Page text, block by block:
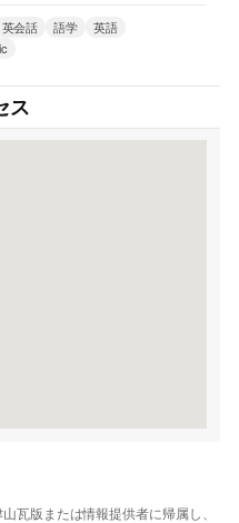
英会話 語学
英語
ス
瓦版または情報提供者に帰属し、